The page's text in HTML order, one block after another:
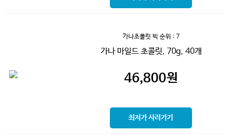
가나초콜릿 빅 순위 : 7
가나 마일드 초콜릿, 70g, 40개
46,800원
최저가 사러가기